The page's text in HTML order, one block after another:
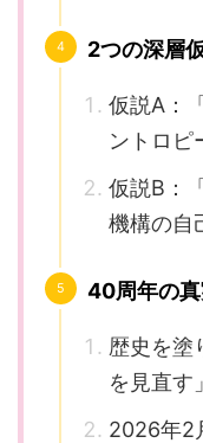
2つの深層
仮説A：
ントロピ
仮説B：
機構の自
40周年の
歴史を塗
を見直す
2026年2